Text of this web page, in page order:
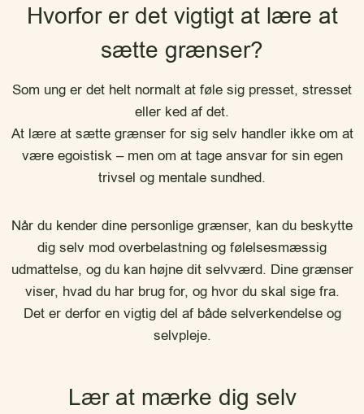
Hvorfor er det vigtigt at lære at
sætte grænser?
Som ung er det helt normalt at føle sig presset, stresset
eller ked af det.
At lære at sætte grænser for sig selv handler ikke om at
være egoistisk – men om at tage ansvar for sin egen
trivsel og mentale sundhed.
Når du kender dine personlige grænser, kan du beskytte
dig selv mod overbelastning og følelsesmæssig
udmattelse, og du kan højne dit selvværd. Dine grænser
viser, hvad du har brug for, og hvor du skal sige fra.
Det er derfor en vigtig del af både selverkendelse og
selvpleje.
Lær at mærke dig selv